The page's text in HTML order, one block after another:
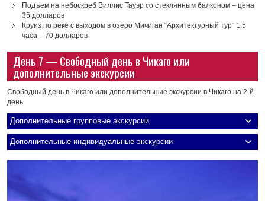
Подъем на небоскреб Виллис Тауэр со стеклянным балконом – цена
35 долларов
Круиз по реке с выходом в озеро Мичиган “Архитектурный тур” 1,5
часа – 70 долларов
День 7 — Свободный день в Чикаго или
дополнительные экскурсии
Свободный день в Чикаго или дополнительные экскурсии в Чикаго на 2-й
день
Дополнительные групповые экскурсии
Дополнительные индивидуальные экскурсии